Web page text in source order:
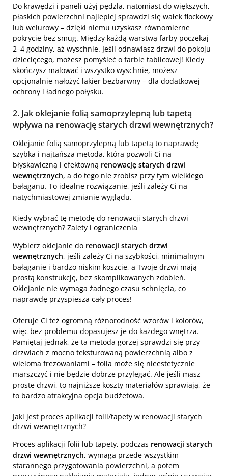
Do krawędzi i paneli użyj pędzla, natomiast do większych,
płaskich powierzchni najlepiej sprawdzi się wałek flockowy
lub welurowy – dzięki niemu uzyskasz równomierne
pokrycie bez smug. Między każdą warstwą farby poczekaj
2–4 godziny, aż wyschnie. Jeśli odnawiasz drzwi do pokoju
dziecięcego, możesz pomyśleć o farbie tablicowej! Kiedy
skończysz malować i wszystko wyschnie, możesz
opcjonalnie nałożyć lakier bezbarwny – dla dodatkowej
ochrony i ładnego połysku.
2. Jak oklejanie folią samoprzylepną lub tapetą
wpływa na renowację starych drzwi wewnętrznych?
Oklejanie folią samoprzylepną lub tapetą to naprawdę
szybka i najtańsza metoda, która pozwoli Ci na
błyskawiczną i efektowną renowację starych drzwi
wewnętrznych, a do tego nie zrobisz przy tym wielkiego
bałaganu. To idealne rozwiązanie, jeśli zależy Ci na
natychmiastowej zmianie wyglądu.
Kiedy wybrać tę metodę do renowacji starych drzwi
wewnętrznych? Zalety i ograniczenia
Wybierz oklejanie do renowacji starych drzwi
wewnętrznych, jeśli zależy Ci na szybkości, minimalnym
bałaganie i bardzo niskim koszcie, a Twoje drzwi mają
prostą konstrukcję, bez skomplikowanych zdobień.
Oklejanie nie wymaga żadnego czasu schnięcia, co
naprawdę przyspiesza cały proces!
Oferuje Ci też ogromną różnorodność wzorów i kolorów,
więc bez problemu dopasujesz je do każdego wnętrza.
Pamiętaj jednak, że ta metoda gorzej sprawdzi się przy
drzwiach z mocno teksturowaną powierzchnią albo z
wieloma frezowaniami – folia może się nieestetycznie
marszczyć i nie będzie dobrze przylegać. Ale jeśli masz
proste drzwi, to najniższe koszty materiałów sprawiają, że
to bardzo atrakcyjna opcja budżetowa.
Jaki jest proces aplikacji folii/tapety w renowacji starych
drzwi wewnętrznych?
Proces aplikacji folii lub tapety, podczas renowacji starych
drzwi wewnętrznych, wymaga przede wszystkim
starannego przygotowania powierzchni, a potem